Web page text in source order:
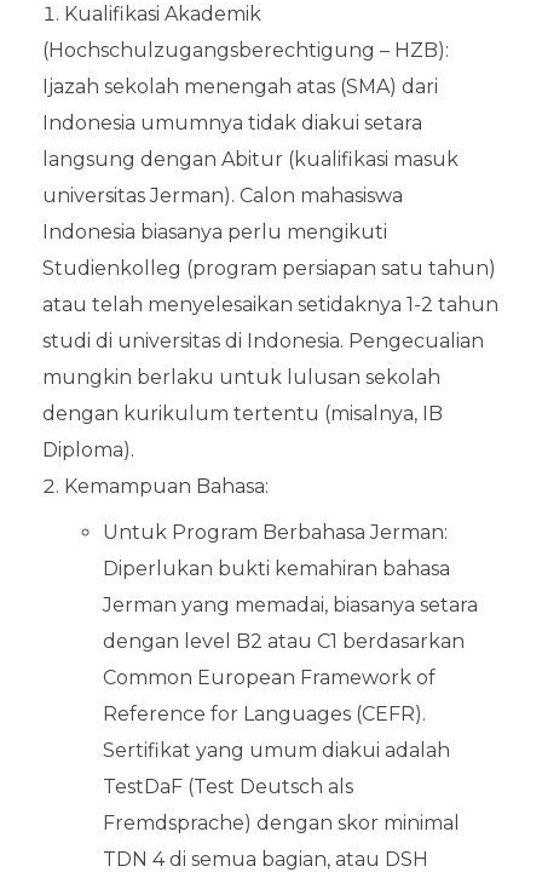
Kualifikasi Akademik
(Hochschulzugangsberechtigung – HZB):
Ijazah sekolah menengah atas (SMA) dari
Indonesia umumnya tidak diakui setara
langsung dengan Abitur (kualifikasi masuk
universitas Jerman). Calon mahasiswa
Indonesia biasanya perlu mengikuti
Studienkolleg (program persiapan satu tahun)
atau telah menyelesaikan setidaknya 1-2 tahun
studi di universitas di Indonesia. Pengecualian
mungkin berlaku untuk lulusan sekolah
dengan kurikulum tertentu (misalnya, IB
Diploma).
Kemampuan Bahasa:
Untuk Program Berbahasa Jerman:
Diperlukan bukti kemahiran bahasa
Jerman yang memadai, biasanya setara
dengan level B2 atau C1 berdasarkan
Common European Framework of
Reference for Languages (CEFR).
Sertifikat yang umum diakui adalah
TestDaF (Test Deutsch als
Fremdsprache) dengan skor minimal
TDN 4 di semua bagian, atau DSH